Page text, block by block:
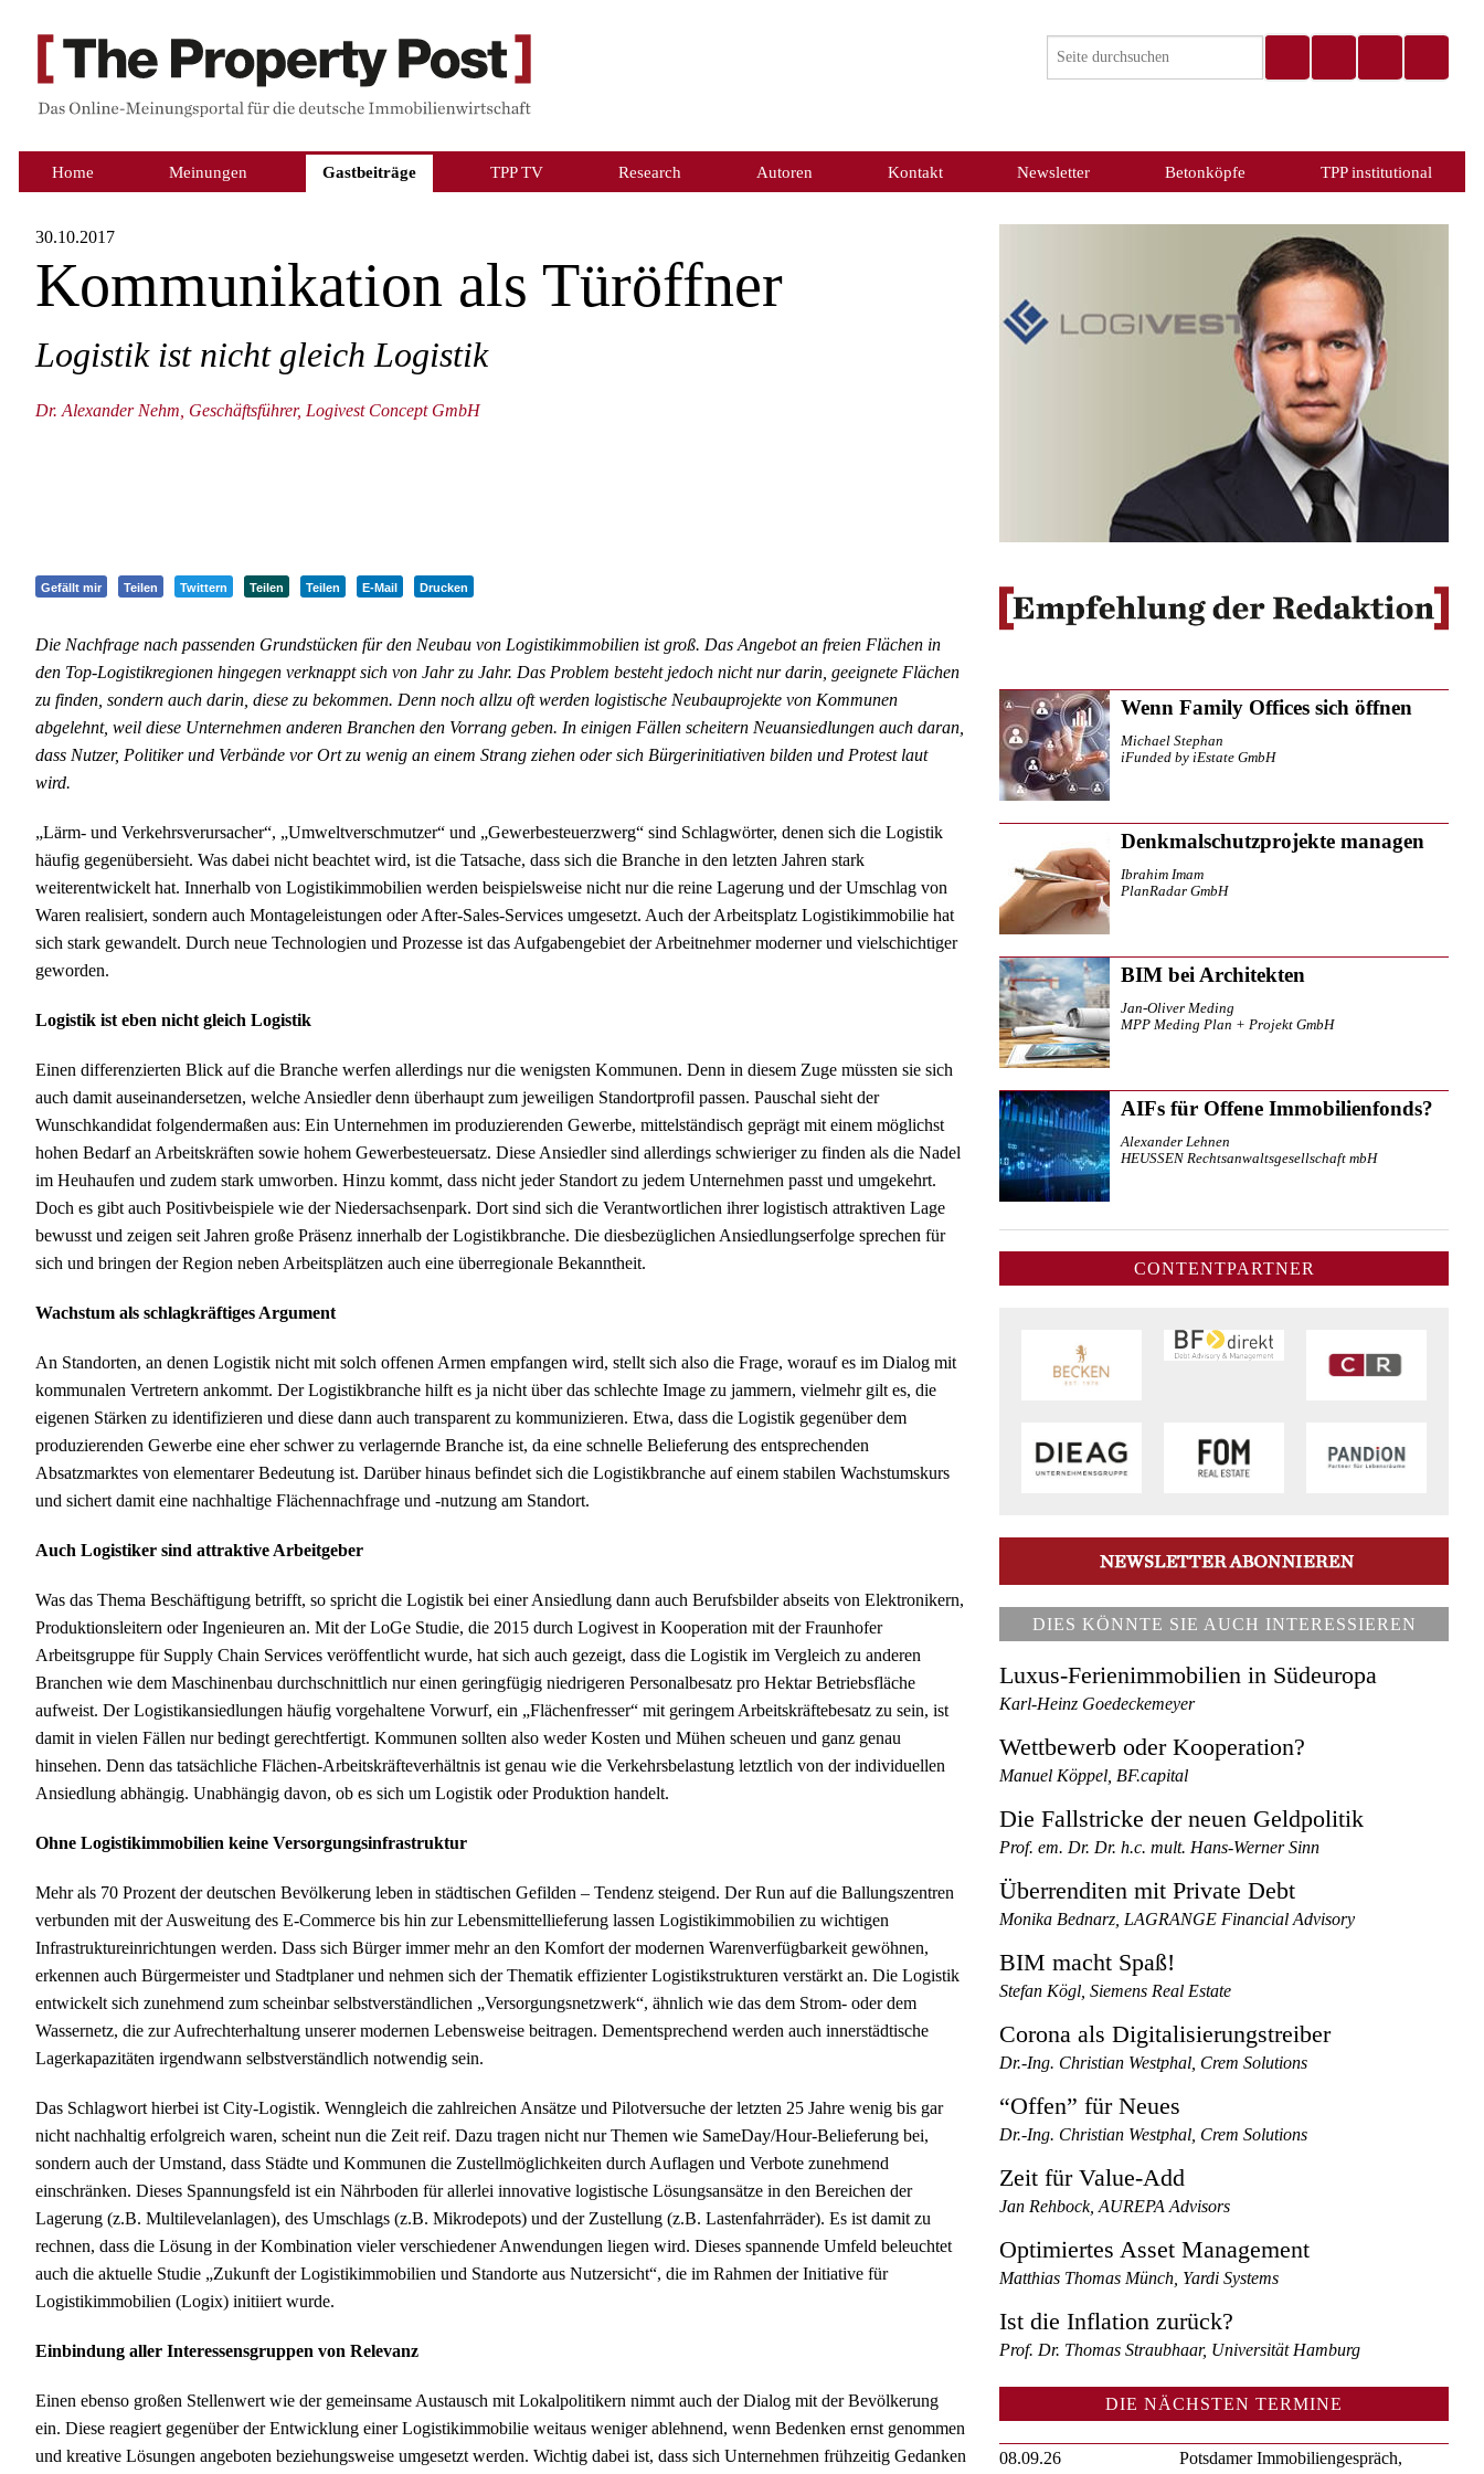
Home Meinungen Gastbeiträge TPP TV Research Autoren Kontakt Newsletter Betonköpfe TPP institutional
30.10.2017
Kommunikation als Türöffner
Logistik ist nicht gleich Logistik
Dr. Alexander Nehm, Geschäftsführer, Logivest Concept GmbH
Gefällt mir Teilen Twittern Teilen Teilen E-Mail Drucken
Die Nachfrage nach passenden Grundstücken für den Neubau von Logistikimmobilien ist groß. Das Angebot an freien Flächen in
den Top-Logistikregionen hingegen verknappt sich von Jahr zu Jahr. Das Problem besteht jedoch nicht nur darin, geeignete Flächen
zu finden, sondern auch darin, diese zu bekommen. Denn noch allzu oft werden logistische Neubauprojekte von Kommunen
abgelehnt, weil diese Unternehmen anderen Branchen den Vorrang geben. In einigen Fällen scheitern Neuansiedlungen auch daran,
dass Nutzer, Politiker und Verbände vor Ort zu wenig an einem Strang ziehen oder sich Bürgerinitiativen bilden und Protest laut
wird.
„Lärm- und Verkehrsverursacher“, „Umweltverschmutzer“ und „Gewerbesteuerzwerg“ sind Schlagwörter, denen sich die Logistik
häufig gegenübersieht. Was dabei nicht beachtet wird, ist die Tatsache, dass sich die Branche in den letzten Jahren stark
weiterentwickelt hat. Innerhalb von Logistikimmobilien werden beispielsweise nicht nur die reine Lagerung und der Umschlag von
Waren realisiert, sondern auch Montageleistungen oder After-Sales-Services umgesetzt. Auch der Arbeitsplatz Logistikimmobilie hat
sich stark gewandelt. Durch neue Technologien und Prozesse ist das Aufgabengebiet der Arbeitnehmer moderner und vielschichtiger
geworden.
Logistik ist eben nicht gleich Logistik
Einen differenzierten Blick auf die Branche werfen allerdings nur die wenigsten Kommunen. Denn in diesem Zuge müssten sie sich
auch damit auseinandersetzen, welche Ansiedler denn überhaupt zum jeweiligen Standortprofil passen. Pauschal sieht der
Wunschkandidat folgendermaßen aus: Ein Unternehmen im produzierenden Gewerbe, mittelständisch geprägt mit einem möglichst
hohen Bedarf an Arbeitskräften sowie hohem Gewerbesteuersatz. Diese Ansiedler sind allerdings schwieriger zu finden als die Nadel
im Heuhaufen und zudem stark umworben. Hinzu kommt, dass nicht jeder Standort zu jedem Unternehmen passt und umgekehrt.
Doch es gibt auch Positivbeispiele wie der Niedersachsenpark. Dort sind sich die Verantwortlichen ihrer logistisch attraktiven Lage
bewusst und zeigen seit Jahren große Präsenz innerhalb der Logistikbranche. Die diesbezüglichen Ansiedlungserfolge sprechen für
sich und bringen der Region neben Arbeitsplätzen auch eine überregionale Bekanntheit.
Wachstum als schlagkräftiges Argument
An Standorten, an denen Logistik nicht mit solch offenen Armen empfangen wird, stellt sich also die Frage, worauf es im Dialog mit
kommunalen Vertretern ankommt. Der Logistikbranche hilft es ja nicht über das schlechte Image zu jammern, vielmehr gilt es, die
eigenen Stärken zu identifizieren und diese dann auch transparent zu kommunizieren. Etwa, dass die Logistik gegenüber dem
produzierenden Gewerbe eine eher schwer zu verlagernde Branche ist, da eine schnelle Belieferung des entsprechenden
Absatzmarktes von elementarer Bedeutung ist. Darüber hinaus befindet sich die Logistikbranche auf einem stabilen Wachstumskurs
und sichert damit eine nachhaltige Flächennachfrage und -nutzung am Standort.
Auch Logistiker sind attraktive Arbeitgeber
Was das Thema Beschäftigung betrifft, so spricht die Logistik bei einer Ansiedlung dann auch Berufsbilder abseits von Elektronikern,
Produktionsleitern oder Ingenieuren an. Mit der LoGe Studie, die 2015 durch Logivest in Kooperation mit der Fraunhofer
Arbeitsgruppe für Supply Chain Services veröffentlicht wurde, hat sich auch gezeigt, dass die Logistik im Vergleich zu anderen
Branchen wie dem Maschinenbau durchschnittlich nur einen geringfügig niedrigeren Personalbesatz pro Hektar Betriebsfläche
aufweist. Der Logistikansiedlungen häufig vorgehaltene Vorwurf, ein „Flächenfresser“ mit geringem Arbeitskräftebesatz zu sein, ist
damit in vielen Fällen nur bedingt gerechtfertigt. Kommunen sollten also weder Kosten und Mühen scheuen und ganz genau
hinsehen. Denn das tatsächliche Flächen-Arbeitskräfteverhältnis ist genau wie die Verkehrsbelastung letztlich von der individuellen
Ansiedlung abhängig. Unabhängig davon, ob es sich um Logistik oder Produktion handelt.
Ohne Logistikimmobilien keine Versorgungsinfrastruktur
Mehr als 70 Prozent der deutschen Bevölkerung leben in städtischen Gefilden – Tendenz steigend. Der Run auf die Ballungszentren
verbunden mit der Ausweitung des E-Commerce bis hin zur Lebensmittellieferung lassen Logistikimmobilien zu wichtigen
Infrastruktureinrichtungen werden. Dass sich Bürger immer mehr an den Komfort der modernen Warenverfügbarkeit gewöhnen,
erkennen auch Bürgermeister und Stadtplaner und nehmen sich der Thematik effizienter Logistikstrukturen verstärkt an. Die Logistik
entwickelt sich zunehmend zum scheinbar selbstverständlichen „Versorgungsnetzwerk“, ähnlich wie das dem Strom- oder dem
Wassernetz, die zur Aufrechterhaltung unserer modernen Lebensweise beitragen. Dementsprechend werden auch innerstädtische
Lagerkapazitäten irgendwann selbstverständlich notwendig sein.
Das Schlagwort hierbei ist City-Logistik. Wenngleich die zahlreichen Ansätze und Pilotversuche der letzten 25 Jahre wenig bis gar
nicht nachhaltig erfolgreich waren, scheint nun die Zeit reif. Dazu tragen nicht nur Themen wie SameDay/Hour-Belieferung bei,
sondern auch der Umstand, dass Städte und Kommunen die Zustellmöglichkeiten durch Auflagen und Verbote zunehmend
einschränken. Dieses Spannungsfeld ist ein Nährboden für allerlei innovative logistische Lösungsansätze in den Bereichen der
Lagerung (z.B. Multilevelanlagen), des Umschlags (z.B. Mikrodepots) und der Zustellung (z.B. Lastenfahrräder). Es ist damit zu
rechnen, dass die Lösung in der Kombination vieler verschiedener Anwendungen liegen wird. Dieses spannende Umfeld beleuchtet
auch die aktuelle Studie „Zukunft der Logistikimmobilien und Standorte aus Nutzersicht“, die im Rahmen der Initiative für
Logistikimmobilien (Logix) initiiert wurde.
Einbindung aller Interessensgruppen von Relevanz
Einen ebenso großen Stellenwert wie der gemeinsame Austausch mit Lokalpolitikern nimmt auch der Dialog mit der Bevölkerung
ein. Diese reagiert gegenüber der Entwicklung einer Logistikimmobilie weitaus weniger ablehnend, wenn Bedenken ernst genommen
und kreative Lösungen angeboten beziehungsweise umgesetzt werden. Wichtig dabei ist, dass sich Unternehmen frühzeitig Gedanken
Wenn Family Offices sich öffnen
Michael Stephan
iFunded by iEstate GmbH
Denkmalschutzprojekte managen
Ibrahim Imam
PlanRadar GmbH
BIM bei Architekten
Jan-Oliver Meding
MPP Meding Plan + Projekt GmbH
AIFs für Offene Immobilienfonds?
Alexander Lehnen
HEUSSEN Rechtsanwaltsgesellschaft mbH
CONTENTPARTNER
DIES KÖNNTE SIE AUCH INTERESSIEREN
Luxus-Ferienimmobilien in Südeuropa
Karl-Heinz Goedeckemeyer
Wettbewerb oder Kooperation?
Manuel Köppel, BF.capital
Die Fallstricke der neuen Geldpolitik
Prof. em. Dr. Dr. h.c. mult. Hans-Werner Sinn
Überrenditen mit Private Debt
Monika Bednarz, LAGRANGE Financial Advisory
BIM macht Spaß!
Stefan Kögl, Siemens Real Estate
Corona als Digitalisierungstreiber
Dr.-Ing. Christian Westphal, Crem Solutions
“Offen” für Neues
Dr.-Ing. Christian Westphal, Crem Solutions
Zeit für Value-Add
Jan Rehbock, AUREPA Advisors
Optimiertes Asset Management
Matthias Thomas Münch, Yardi Systems
Ist die Inflation zurück?
Prof. Dr. Thomas Straubhaar, Universität Hamburg
DIE NÄCHSTEN TERMINE
08.09.26 Potsdamer Immobiliengespräch,